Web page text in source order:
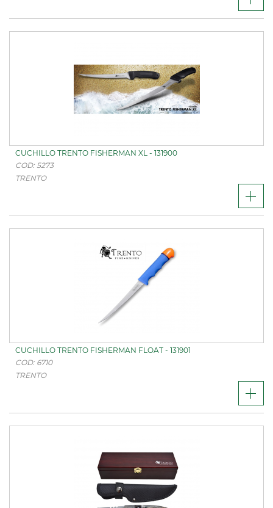
CUCHILLO TRENTO FISHERMAN XL - 131900
COD: 5273
TRENTO
CUCHILLO TRENTO FISHERMAN FLOAT - 131901
COD: 6710
TRENTO